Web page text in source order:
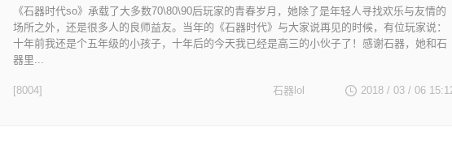
《石器时代so》承载了大多数70\80\90后玩家的青春岁月，她除了是年轻人寻找欢乐与友情的
场所之外，还是很多人的良师益友。当年的《石器时代》与大家说再见的时候，有位玩家说：
十年前我还是个五年级的小孩子，十年后的今天我已经是高三的小伙子了！感谢石器，她和石
器里...
[8004] 2018 / 03 / 06
石器lol